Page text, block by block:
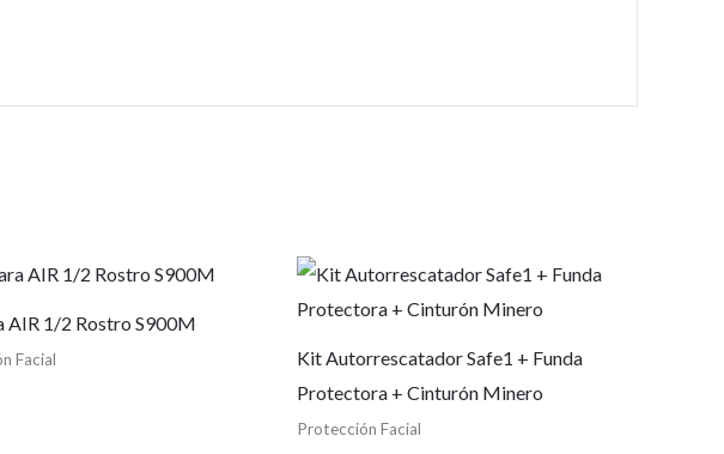
AIR 1/2 Rostro S900M
Facial
Kit Autorrescatador Safe1 + Funda
Protectora + Cinturón Minero
Protección Facial